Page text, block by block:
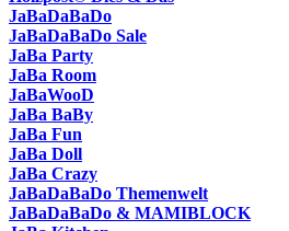
JaBaDaBaDo
JaBaDaBaDo Sale
JaBa Party
JaBa Room
JaBaWooD
JaBa BaBy
JaBa Fun
JaBa Doll
JaBa Crazy
JaBaDaBaDo Themenwelt
JaBaDaBaDo & MAMIBLOCK